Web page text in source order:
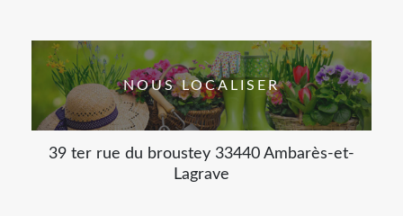
NOUS LOCALISER
39 ter rue du broustey 33440 Ambarès-et-
Lagrave